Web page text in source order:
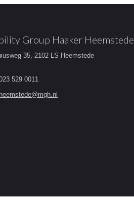
Group Haaker Heemstede
35, 2102 LS Heemstede
529 0011
heemstede@mgh.nl